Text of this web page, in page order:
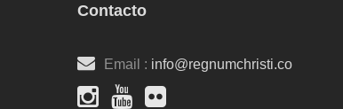
Contacto
Email : info@regnumchristi.co